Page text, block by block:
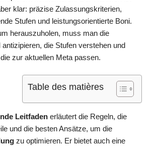
klar: präzise Zulassungskriterien,
Stufen und leistungsorientierte Boni.
herauszuholen, muss man die
antizipieren, die Stufen verstehen und
zur aktuellen Meta passen.
Table des matières
Leitfaden erläutert die Regeln, die
und die besten Ansätze, um die
zu optimieren. Er bietet auch eine